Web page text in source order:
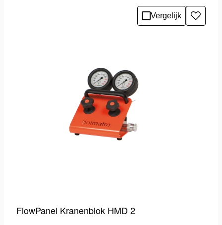
Vergelijk
aan
FlowPanel Kranenblok HMD 2